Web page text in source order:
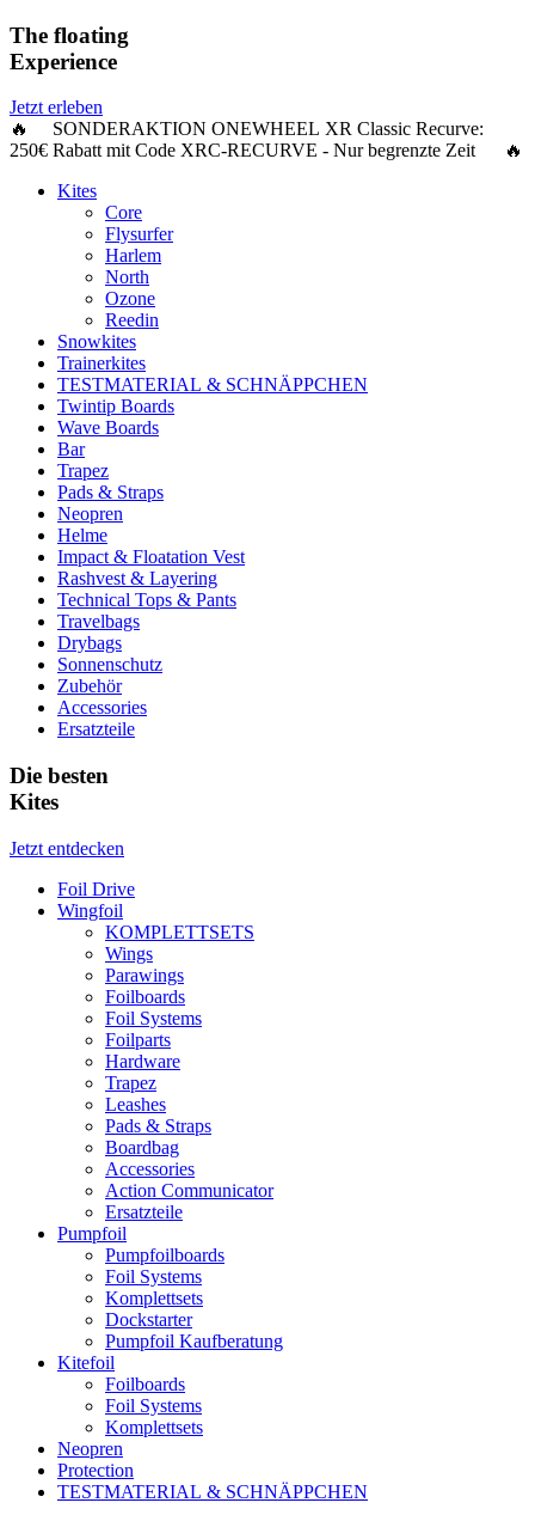
The floating
Experience
Jetzt erleben
🔥 SONDERAKTION ONEWHEEL XR Classic Recurve:
250€ Rabattmit Code XRC-RECURVE - Nur begrenzte Zeit 🔥
Kites
Core
Flysurfer
Harlem
North
Ozone
Reedin
Snowkites
Trainerkites
TESTMATERIAL & SCHNÄPPCHEN
Twintip Boards
Wave Boards
Bar
Trapez
Pads & Straps
Neopren
Helme
Impact & Floatation Vest
Rashvest & Layering
Technical Tops & Pants
Travelbags
Drybags
Sonnenschutz
Zubehör
Accessories
Ersatzteile
Die besten
Kites
Jetzt entdecken
Foil Drive
Wingfoil
KOMPLETTSETS
Wings
Parawings
Foilboards
Foil Systems
Foilparts
Hardware
Trapez
Leashes
Pads & Straps
Boardbag
Accessories
Action Communicator
Ersatzteile
Pumpfoil
Pumpfoilboards
Foil Systems
Komplettsets
Dockstarter
Pumpfoil Kaufberatung
Kitefoil
Foilboards
Foil Systems
Komplettsets
Neopren
Protection
TESTMATERIAL & SCHNÄPPCHEN